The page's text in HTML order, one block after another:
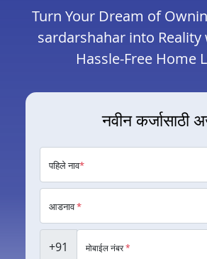
Turn Your Dream of
sardarshahar into Reality
Hassle-Free Home
नवीन कर्जासाठी
पहिले नाव*
आडनाव*
+91 मोबाईल नंबर*